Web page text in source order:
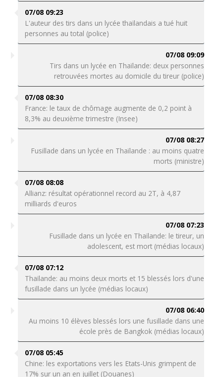
07/08 09:23
L'auteur des tirs dans un lycée thaïlandais a tué huit
personnes au total (police)
07/08 09:09
Tirs dans un lycée en Thaïlande: deux personnes
retrouvées mortes au domicile du tireur (police)
07/08 08:30
France: le taux de chômage augmente de 0,2 point à
8,3% au deuxième trimestre (Insee)
07/08 08:27
Fusillade dans un lycée en Thaïlande : au moins quatre
morts (ministre)
07/08 08:08
Allianz: résultat opérationnel record au 2T, à 4,87
milliards d'euros
07/08 07:23
Fusillade dans un lycée en Thaïlande: le tireur, un
adolescent, est mort (médias locaux)
07/08 07:12
Thaïlande: au moins deux morts et 15 blessés lors d'une
fusillade dans un lycée (médias locaux)
07/08 06:40
Au moins 10 élèves blessés lors une fusillade dans une
école près de Bangkok (médias locaux)
07/08 05:45
Chine: les exportations vers les Etats-Unis grimpent de
17% sur un an en juillet (Douanes)